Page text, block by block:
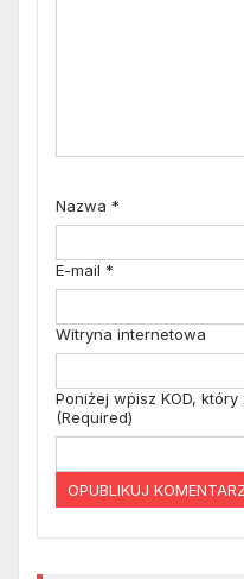
Nazwa *
E-mail *
Witryna internetowa
Poniżej wpisz KOD,
(Required)